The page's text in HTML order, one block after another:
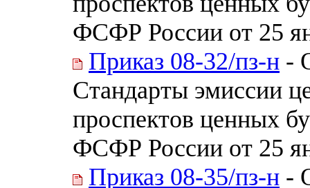
ФСФР России от 25
Приказ 08-32/пз-н -
Стандарты эмиссии
проспектов ценных
ФСФР России от 25
Приказ 08-35/пз-н -